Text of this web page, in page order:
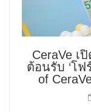
CeraVe เ
ต้อนรับ ‘โฟ
of